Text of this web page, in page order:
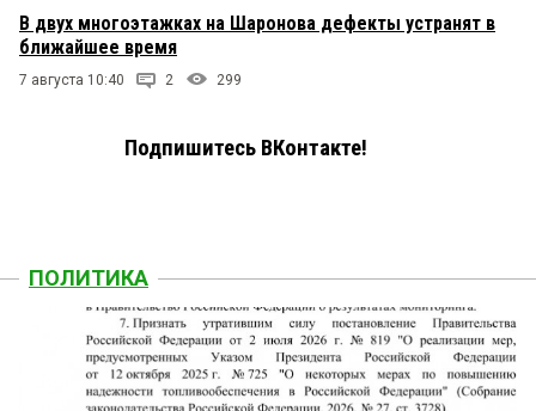
В двух многоэтажках на Шаронова дефекты устранят в
ближайшее время
7 августа 10:40 2 299
Подпишитесь ВКонтакте!
ПОЛИТИКА